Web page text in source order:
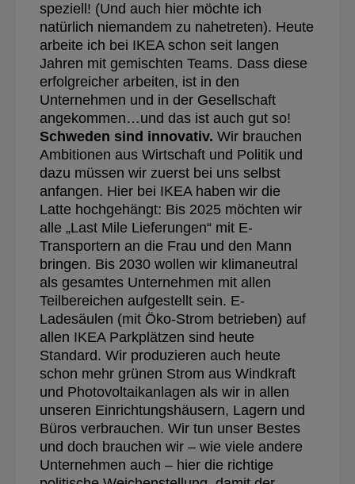
speziell! (Und auch hier möchte ich
natürlich niemandem zu nahetreten). Heute
arbeite ich bei IKEA schon seit langen
Jahren mit gemischten Teams. Dass diese
erfolgreicher arbeiten, ist in den
Unternehmen und in der Gesellschaft
angekommen…und das ist auch gut so!
Schweden sind innovativ. Wir brauchen
Ambitionen aus Wirtschaft und Politik und
dazu müssen wir zuerst bei uns selbst
anfangen. Hier bei IKEA haben wir die
Latte hochgehängt: Bis 2025 möchten wir
alle „Last Mile Lieferungen“ mit E-
Transportern an die Frau und den Mann
bringen. Bis 2030 wollen wir klimaneutral
als gesamtes Unternehmen mit allen
Teilbereichen aufgestellt sein. E-
Ladesäulen (mit Öko-Strom betrieben) auf
allen IKEA Parkplätzen sind heute
Standard. Wir produzieren auch heute
schon mehr grünen Strom aus Windkraft
und Photovoltaikanlagen als wir in allen
unseren Einrichtungshäusern, Lagern und
Büros verbrauchen. Wir tun unser Bestes
und doch brauchen wir – wie viele andere
Unternehmen auch – hier die richtige